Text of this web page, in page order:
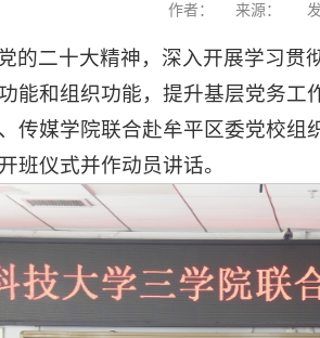
作者： 来源：
的二十大精神，深入开展学习贯
能和组织功能，提升基层党务工
传媒学院联合赴牟平区委党校
班仪式并作动员讲话。